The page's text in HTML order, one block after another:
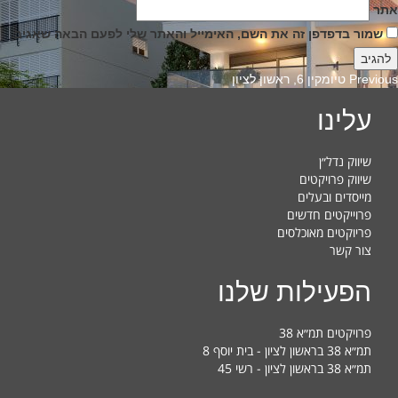
אתר
שמור בדפדפן זה את השם, האימייל והאתר שלי לפעם הבאה שאגיב.
Previous
Previous
טיומקין 6, ראשון לציון
עלינו
שיווק נדל״ן
שיווק פרויקטים
מייסדים ובעלים
פרוייקטים חדשים
פריוקטים מאוכלסים
צור קשר
הפעילות שלנו
פרויקטים תמ״א 38
תמ״א 38 בראשון לציון - בית יוסף 8
תמ״א 38 בראשון לציון - רשי 45